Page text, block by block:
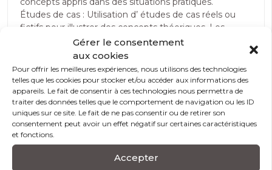
Gérer le consentement
aux cookies
Pour offrir les meilleures expériences, nous utilisons des technologies
telles que les cookies pour stocker et/ou accéder aux informations des
appareils. Le fait de consentir à ces technologies nous permettra de
traiter des données telles que le comportement de navigation ou les ID
uniques sur ce site. Le fait de ne pas consentir ou de retirer son
consentement peut avoir un effet négatif sur certaines caractéristiques
et fonctions.
Accepter
Études de cas : Utilisation d’ études de cas réels ou
fictifs pour illustrer des concepts théoriques. Les
participants peuvent analyser ces cas et discuter des
solutions possibles.
Débats et discussions : Nos formateurs encouragent
les débats sur des sujets pertinents à la formation.
Cela stimule la réflexion critique et l’expression
d’opinions personnelles.
Exercices pratiques : Les formateurs donnent aux
participants des tâches pratiques à accomplir.